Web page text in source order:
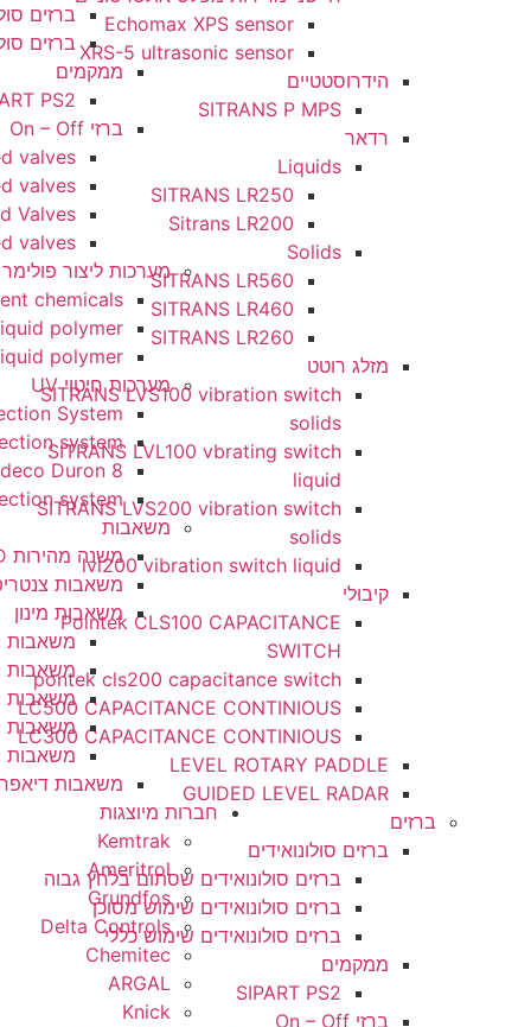
Echomax XPS sensor
XRS-5 ultrasonic sensor
SITRANS P MPS
SITRANS LR250
Sitrans LR200
SITRANS LR560
SITRANS LR460
SITRANS LR260
SITRANS LVS100 vibration switch
SITRANS LVL100 vbrating switch
SITRANS LVS200 vibration switch
lvl200 vibration switch liquid
Pointek CLS100 CAPACITANCE
pontek cls200 capacitance switch
LC500 CAPACITANCE CONTINIOUS
LC300 CAPACITANCE CONTINIOUS
LEVEL ROTARY PADDLE
GUIDED LEVEL RADAR
ברזים סולונואידים
ברזים סולונואידים שסתום בלחץ גבוה
ברזים סולונואידים שימוש מסוכן
ברזים סולונואידים שימוש כללי
ברזים סולונואידים שימוש
ברזים סולונואידים שימוש
SIPART PS2
lined valves
SBV – Ball lined valves
lined Valves
lined valves
מערכות ליצור פולימר והיפכלוריד
water treatment chemicals
420 for liquid polymer
for dry and liquid polymer
מערכות חיטוי UV
UV Disinfection System
UV disinfection system
Wedeco Duron 8
UV disinfection system
משאבות
משנה מהירות VSD של סימנס G120P
משאבות צנטריפוגליות
משאבות מינון
משאבות מינון – Dosing DMH Family
משאבות מינון – Dosing DME Family
משאבות מינון – Dosing DDE Family
משאבות מינון – DDC Family
משאבות מינון – Dosing DDA Family
משאבות דיאפרגמה
חברות מיוצגות
Kemtrak
Ameritrol
Grundfos
Delta Controls
ARGAL
Knick